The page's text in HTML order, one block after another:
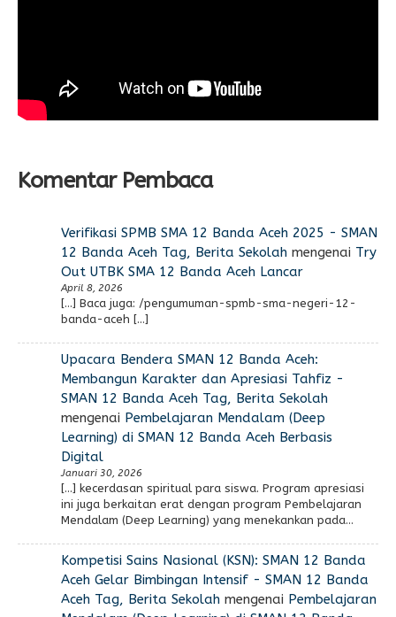
Komentar Pembaca
Verifikasi SPMB SMA 12 Banda Aceh 2025 - SMAN
12 Banda Aceh Tag, Berita Sekolahmengenai Try
Out UTBK SMA 12 Banda Aceh Lancar
April 8, 2026
[…] Baca juga: /pengumuman-spmb-sma-negeri-12-
banda-aceh […]
Upacara Bendera SMAN 12 Banda Aceh:
Membangun Karakter dan Apresiasi Tahfiz -
SMAN 12 Banda Aceh Tag, Berita Sekolah
mengenai Pembelajaran Mendalam (Deep
Learning) di SMAN 12 Banda Aceh Berbasis
Digital
Januari 30, 2026
[…] kecerdasan spiritual para siswa. Program apresiasi
ini juga berkaitan erat dengan program Pembelajaran
Mendalam (Deep Learning) yang menekankan pada…
Kompetisi Sains Nasional (KSN): SMAN 12 Banda
Aceh Gelar Bimbingan Intensif - SMAN 12 Banda
Aceh Tag, Berita Sekolahmengenai Pembelajaran